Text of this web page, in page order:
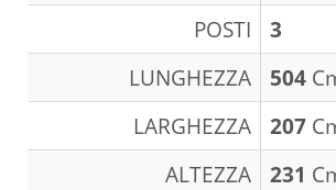
POSTI
3
LUNGHEZZA
504
LARGHEZZA
207
ALTEZZA
231